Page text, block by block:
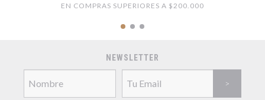
EN COMPRAS SUPERIORES A $200.000
NEWSLETTER